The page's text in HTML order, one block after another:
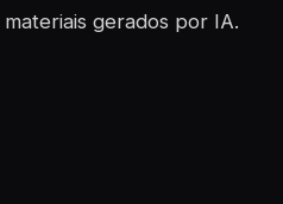
gerados por IA.